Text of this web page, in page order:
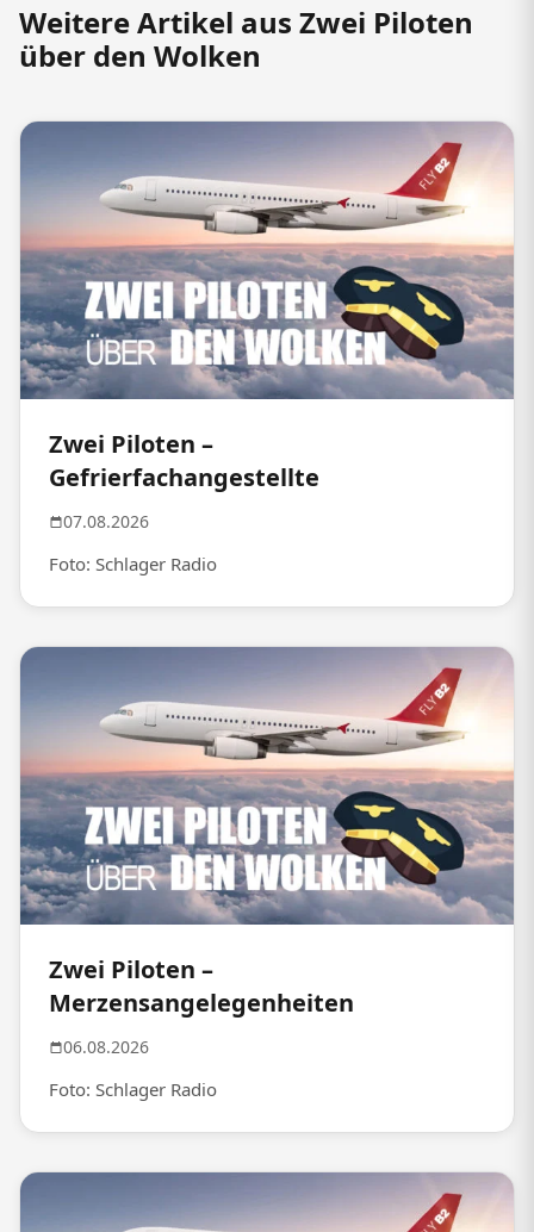
Weitere Artikel aus Zwei Piloten
über den Wolken
Zwei Piloten –
Gefrierfachangestellte
07.08.2026
Foto: Schlager Radio
Zwei Piloten –
Merzensangelegenheiten
06.08.2026
Foto: Schlager Radio